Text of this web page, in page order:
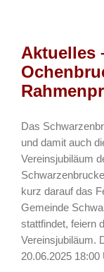
Aktuelles
Das
und damit auch
Vereinsjubiläum
kurz darauf das
Gemeinde
stattfindet, feiern
Vereinsjubiläum.
20.06.2025 18:00